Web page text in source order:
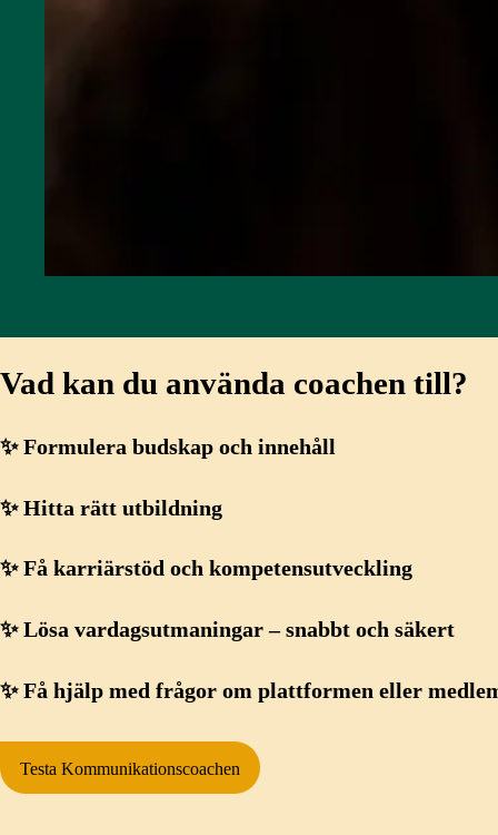
Vad kan du använda coachen till?
✨ Formulera budskap och innehåll
✨ Hitta rätt utbildning
✨ Få karriärstöd och kompetensutveckling
✨ Lösa vardagsutmaningar – snabbt och säkert
✨ Få hjälp med frågor om plattformen eller
Testa Kommunikationscoachen